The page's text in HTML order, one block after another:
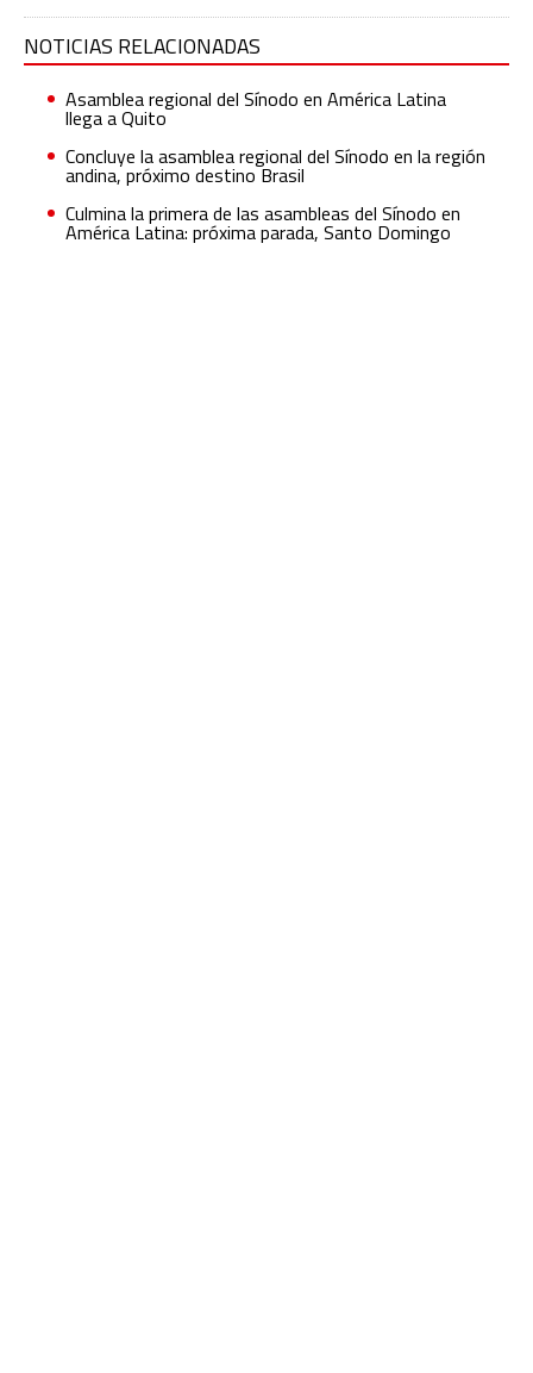
NOTICIAS RELACIONADAS
Asamblea regional del Sínodo en América Latina
llega a Quito
Concluye la asamblea regional del Sínodo en la región
andina, próximo destino Brasil
Culmina la primera de las asambleas del Sínodo en
América Latina: próxima parada, Santo Domingo